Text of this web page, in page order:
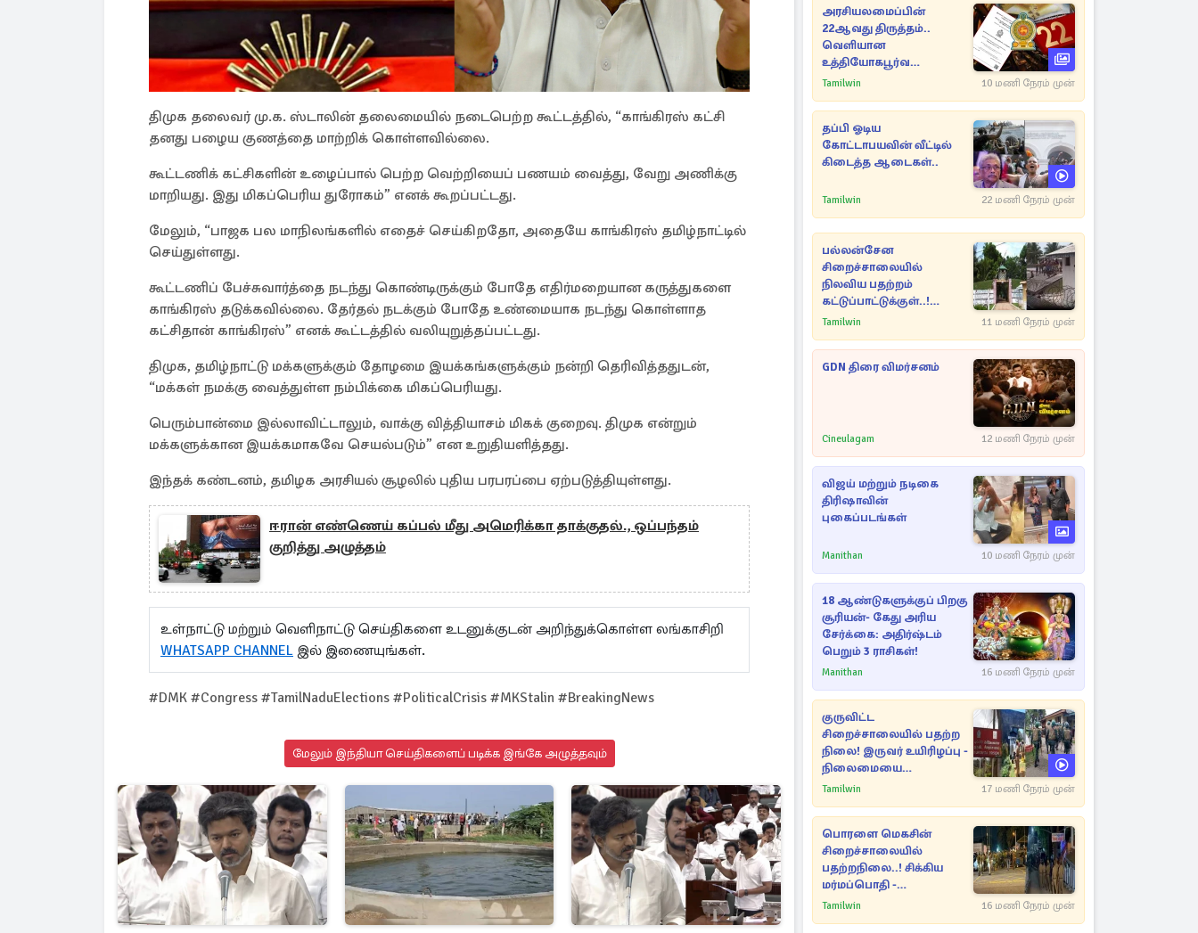
திமுக தலைவர் மு.க. ஸ்டாலின் தலைமையில் நடைபெற்ற கூட்டத்தில், “காங்கிரஸ் கட்சி
தனது பழைய குணத்தை மாற்றிக் கொள்ளவில்லை.
கூட்டணிக் கட்சிகளின் உழைப்பால் பெற்ற வெற்றியைப் பணயம் வைத்து, வேறு அணிக்கு
மாறியது. இது மிகப்பெரிய துரோகம்” எனக் கூறப்பட்டது.
மேலும், “பாஜக பல மாநிலங்களில் எதைச் செய்கிறதோ, அதையே காங்கிரஸ் தமிழ்நாட்டில்
செய்துள்ளது.
கூட்டணிப் பேச்சுவார்த்தை நடந்து கொண்டிருக்கும் போதே எதிர்மறையான கருத்துகளை
காங்கிரஸ் தடுக்கவில்லை. தேர்தல் நடக்கும் போதே உண்மையாக நடந்து கொள்ளாத
கட்சிதான் காங்கிரஸ்” எனக் கூட்டத்தில் வலியுறுத்தப்பட்டது.
திமுக, தமிழ்நாட்டு மக்களுக்கும் தோழமை இயக்கங்களுக்கும் நன்றி தெரிவித்ததுடன்,
“மக்கள் நமக்கு வைத்துள்ள நம்பிக்கை மிகப்பெரியது.
பெரும்பான்மை இல்லாவிட்டாலும், வாக்கு வித்தியாசம் மிகக் குறைவு. திமுக என்றும்
மக்களுக்கான இயக்கமாகவே செயல்படும்” என உறுதியளித்தது.
இந்தக் கண்டனம், தமிழக அரசியல் சூழலில் புதிய பரபரப்பை ஏற்படுத்தியுள்ளது.
ஈரான் எண்ணெய் கப்பல் மீது அமெரிக்கா தாக்குதல்., ஒப்பந்தம்
குறித்து அழுத்தம்
உள்நாட்டு மற்றும் வெளிநாட்டு செய்திகளை உடனுக்குடன் அறிந்துக்கொள்ள லங்காசிறி
WHATSAPP CHANNEL இல் இணையுங்கள்.
#DMK #Congress #TamilNaduElections #PoliticalCrisis #MKStalin #BreakingNews
மேலும் இந்தியா செய்திகளைப் படிக்க இங்கே அழுத்தவும்
அரசியலமைப்பின்
22ஆவது திருத்தம்..
வெளியான
உத்தியோகபூர்வ
அறிவிப்பு!
Tamilwin 10 மணி நேரம் முன்
தப்பி ஓடிய
கோட்டாபயவின் வீட்டில்
கிடைத்த ஆடைகள்..
Tamilwin 22 மணி நேரம் முன்
பல்லன்சேன
சிறைச்சாலையில்
நிலவிய பதற்றம்
கட்டுப்பாட்டுக்குள்..!
அதிரடியாக களமிறங்கிய
Tamilwin 11 மணி நேரம் முன்
GDN திரை விமர்சனம்
Cineulagam 12 மணி நேரம் முன்
விஜய் மற்றும் நடிகை
திரிஷாவின்
புகைப்படங்கள்
Manithan 10 மணி நேரம் முன்
18 ஆண்டுகளுக்குப் பிறகு
சூரியன்- கேது அரிய
சேர்க்கை: அதிர்ஷ்டம்
பெறும் 3 ராசிகள்!
Manithan 16 மணி நேரம் முன்
குருவிட்ட
சிறைச்சாலையில் பதற்ற
நிலை! இருவர் உயிரிழப்பு -
நிலைமையை
கட்டுப்படுத்த பொலிஸார்
Tamilwin 17 மணி நேரம் முன்
பொரளை மெகசின்
சிறைச்சாலையில்
பதற்றநிலை..! சிக்கிய
மர்மப்பொதி -
பின்னணியில் வெளியான
Tamilwin 16 மணி நேரம் முன்